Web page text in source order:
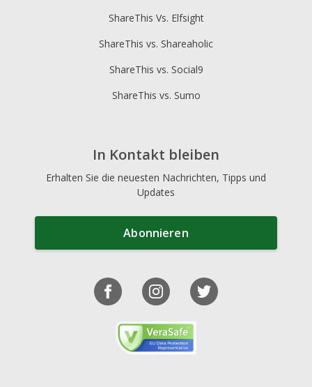
ShareThis Vs. Elfsight
ShareThis vs. Shareaholic
ShareThis vs. Social9
ShareThis vs. Sumo
In Kontakt bleiben
Erhalten Sie die neuesten Nachrichten, Tipps und
Updates
Abonnieren